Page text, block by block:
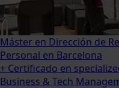
Máster en Dirección de
Personal en Barcelona
+ Certificado en
Business & Tech